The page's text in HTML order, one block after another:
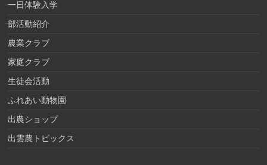
一日体験入学
部活動紹介
農業クラブ
家庭クラブ
生徒会活動
ふれあい動物園
出農ショップ
出雲農トピックス